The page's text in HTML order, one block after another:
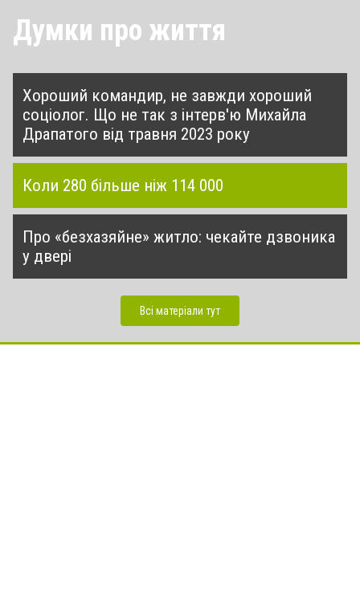
Думки про життя
Хороший командир, не завжди хороший
соціолог. Що не так з інтерв'ю Михайла
Драпатого від травня 2023 року
Коли 280 більше ніж 114 000
Про «безхазяйне» житло: чекайте дзвоника
у двері
Всі матеріали тут